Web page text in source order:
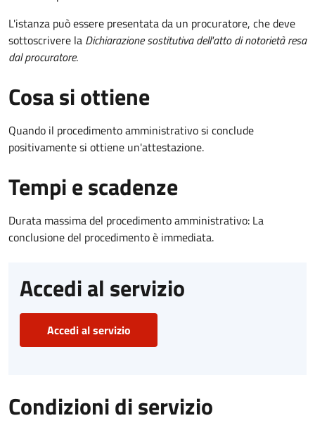
L'istanza può essere presentata da un procuratore, che deve
sottoscrivere la Dichiarazione sostitutiva dell'atto di notorietà resa
dal procuratore.
Cosa si ottiene
Quando il procedimento amministrativo si conclude
positivamente si ottiene un'attestazione.
Tempi e scadenze
Durata massima del procedimento amministrativo: La
conclusione del procedimento è immediata.
Accedi al servizio
Accedi al servizio
Condizioni di servizio